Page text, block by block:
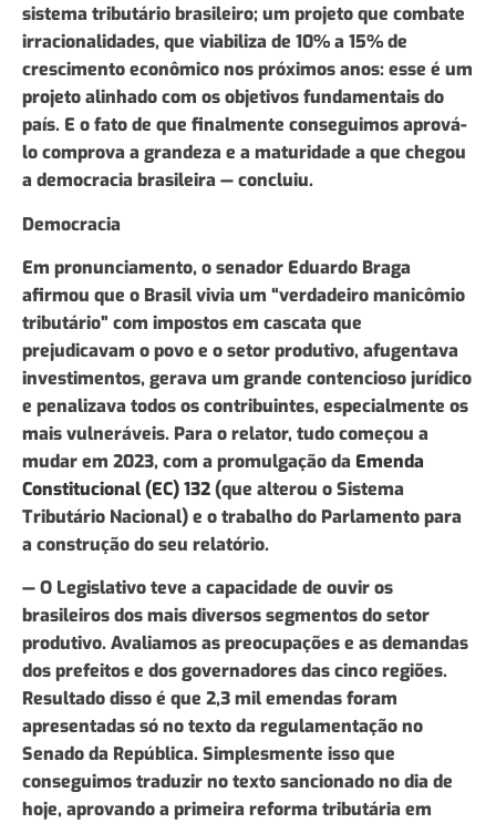
sistema tributário brasileiro; um projeto que combate
irracionalidades, que viabiliza de 10% a 15% de
crescimento econômico nos próximos anos: esse é um
projeto alinhado com os objetivos fundamentais do
país. E o fato de que finalmente conseguimos aprová-
lo comprova a grandeza e a maturidade a que chegou
a democracia brasileira — concluiu.
Democracia
Em pronunciamento, o senador Eduardo Braga
afirmou que o Brasil vivia um “verdadeiro manicômio
tributário” com impostos em cascata que
prejudicavam o povo e o setor produtivo, afugentava
investimentos, gerava um grande contencioso jurídico
e penalizava todos os contribuintes, especialmente os
mais vulneráveis. Para o relator, tudo começou a
mudar em 2023, com a promulgação da Emenda
Constitucional (EC) 132(que alterou o Sistema
Tributário Nacional) e o trabalho do Parlamento para
a construção do seu relatório.
— O Legislativo teve a capacidade de ouvir os
brasileiros dos mais diversos segmentos do setor
produtivo. Avaliamos as preocupações e as demandas
dos prefeitos e dos governadores das cinco regiões.
Resultado disso é que 2,3 mil emendas foram
apresentadas só no texto da regulamentação no
Senado da República. Simplesmente isso que
conseguimos traduzir no texto sancionado no dia de
hoje, aprovando a primeira reforma tributária em